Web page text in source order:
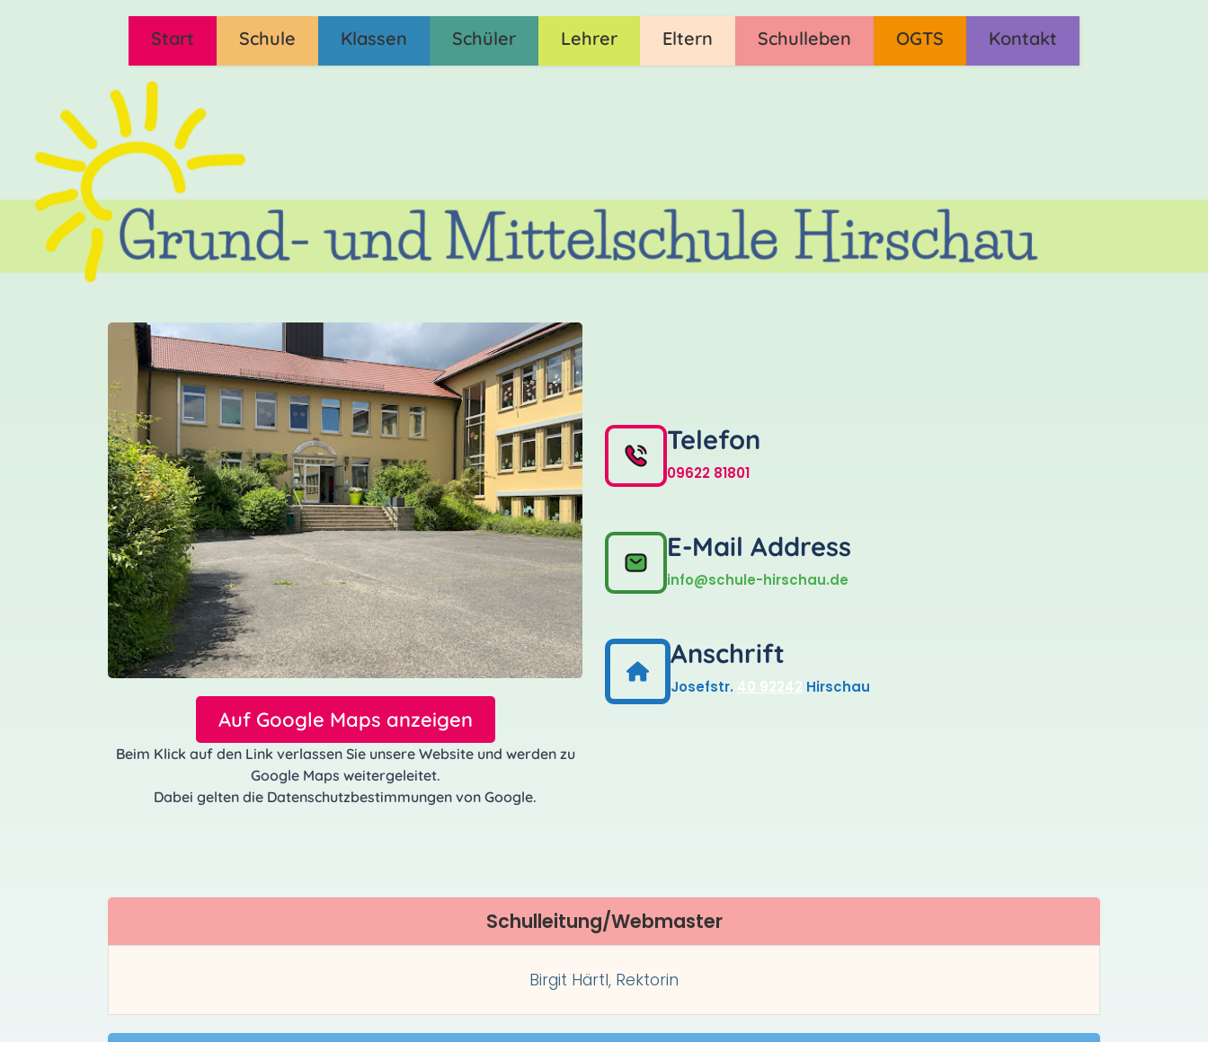
Start Schule Klassen Schüler Lehrer Eltern Schulleben OGTS Kontakt
Auf Google Maps anzeigen
Beim Klick auf den Link verlassen Sie unsere Website und werden zu
Google Maps weitergeleitet.
Dabei gelten die Datenschutzbestimmungen von Google.
Telefon
09622 81801
E-Mail Address
info@schule-hirschau.de
Anschrift
Josefstr. 40 92242 Hirschau
Schulleitung/Webmaster
Birgit Härtl, Rektorin